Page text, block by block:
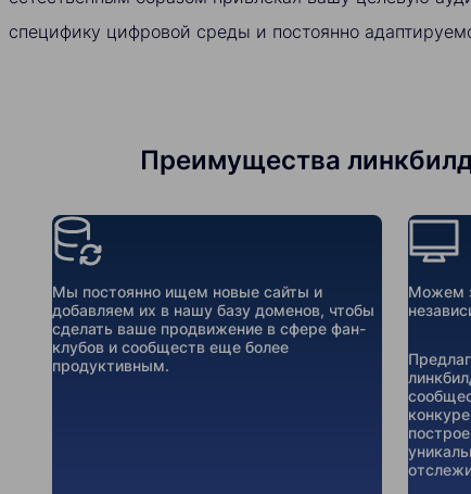
специфику цифровой среды и постоянно
Преимущества
Мы постоянно ищем новые сайты и
добавляем их в нашу базу доменов, чтобы
сделать ваше продвижение в сфере фан-
клубов и сообществ еще более
продуктивным.
Можем